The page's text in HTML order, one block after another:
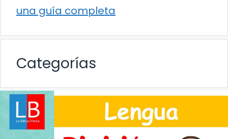
una guía completa
Categorías